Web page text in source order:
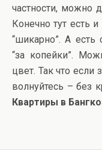
частности, можно
Конечно тут есть
“шикарно”. А
“за копейки”.
цвет. Так что если
волнуйтесь – без
Квартиры в